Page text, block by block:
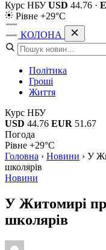
Курс НБУ USD 44.76 ·
Рівне +29°C
КОЛОНА
Політика
Гроші
Життя
Курс НБУ
USD 44.76 EUR 51.67
Погода
Рівне +29°C
Головна › Новини › У
школярів
Новини
У Житомирі
школярів